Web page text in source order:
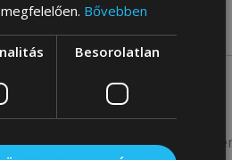
fogantyúknak
Bővebben
Besorolatlan